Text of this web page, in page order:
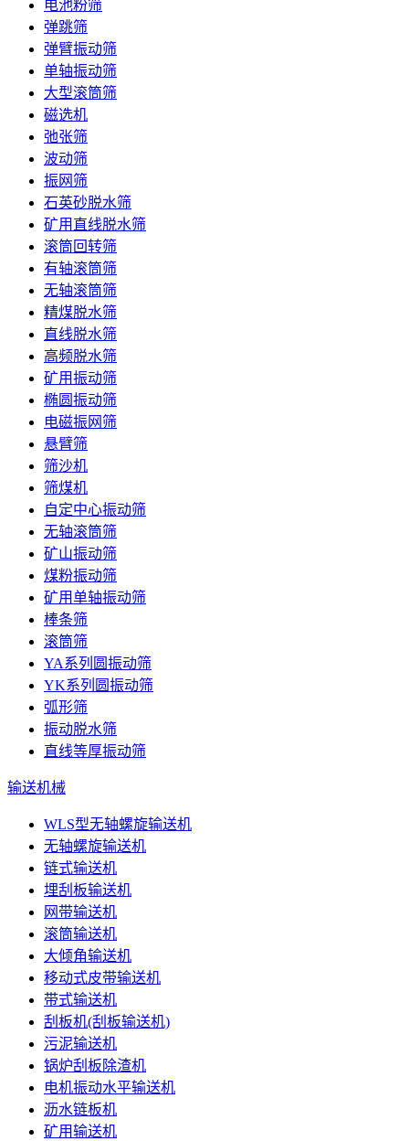
电池粉筛
弹跳筛
弹臂振动筛
单轴振动筛
大型滚筒筛
磁选机
弛张筛
波动筛
振网筛
石英砂脱水筛
矿用直线脱水筛
滚筒回转筛
有轴滚筒筛
无轴滚筒筛
精煤脱水筛
直线脱水筛
高频脱水筛
矿用振动筛
椭圆振动筛
电磁振网筛
悬臂筛
筛沙机
筛煤机
自定中心振动筛
无轴滚筒筛
矿山振动筛
煤粉振动筛
矿用单轴振动筛
棒条筛
滚筒筛
YA系列圆振动筛
YK系列圆振动筛
弧形筛
振动脱水筛
直线等厚振动筛
输送机械
WLS型无轴螺旋输送机
无轴螺旋输送机
链式输送机
埋刮板输送机
网带输送机
滚筒输送机
大倾角输送机
移动式皮带输送机
带式输送机
刮板机(刮板输送机)
污泥输送机
锅炉刮板除渣机
电机振动水平输送机
沥水链板机
矿用输送机